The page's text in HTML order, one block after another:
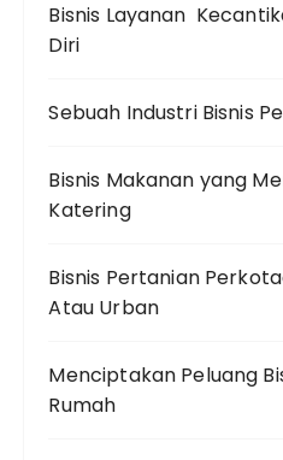
Bisnis Layanan
Diri
Sebuah Industri Bisnis
Bisnis Makanan yang
Katering
Bisnis Pertanian
Atau Urban
Menciptakan Peluang
Rumah